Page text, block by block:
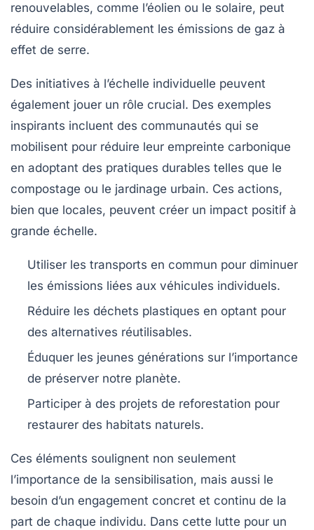
renouvelables, comme l’éolien ou le solaire, peut
réduire considérablement les émissions de gaz à
effet de serre.
Des initiatives à l’échelle individuelle peuvent
également jouer un rôle crucial. Des exemples
inspirants incluent des communautés qui se
mobilisent pour réduire leur empreinte carbonique
en adoptant des pratiques durables telles que le
compostage ou le jardinage urbain. Ces actions,
bien que locales, peuvent créer un impact positif à
grande échelle.
Utiliser les transports en commun pour diminuer
les émissions liées aux véhicules individuels.
Réduire les déchets plastiques en optant pour
des alternatives réutilisables.
Éduquer les jeunes générations sur l’importance
de préserver notre planète.
Participer à des projets de reforestation pour
restaurer des habitats naturels.
Ces éléments soulignent non seulement
l’importance de la sensibilisation, mais aussi le
besoin d’un engagement concret et continu de la
part de chaque individu. Dans cette lutte pour un